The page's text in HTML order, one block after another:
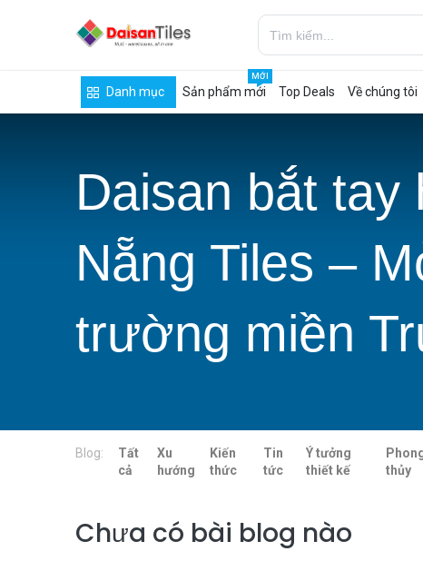
Danh mục Sản phẩm mới
MỚI
Top Deals Về chúng tôi
Daisan bắt
Nẵng Tiles –
trường miền
Blog:
Tất
cả
Xu
hướng
Kiến
thức
Tin
tức
Ý tưởng
thiết kế
thủy
Chưa có bài blog nào